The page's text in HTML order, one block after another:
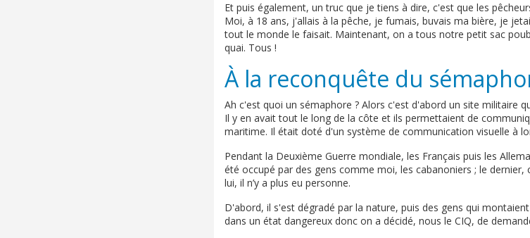
Et puis également, un truc que je tiens à dire, c'est que les
Moi, à 18 ans, j'allais à la pêche, je fumais, buvais ma bière, je
tout le monde le faisait. Maintenant, on a tous notre petit sac
quai. Tous !
À la reconquête du
Ah c'est quoi un sémaphore ? Alors c'est d'abord un site militaire
Il y en avait tout le long de la côte et ils permettaient de
maritime. Il était doté d'un système de communication visuelle à
Pendant la Deuxième Guerre mondiale, les Français puis les
été occupé par des gens comme moi, les cabanoniers ; le
lui, il n’y a plus eu personne.
D'abord, il s'est dégradé par la nature, puis des gens qui
dans un état dangereux donc on a décidé, nous le CIQ, de